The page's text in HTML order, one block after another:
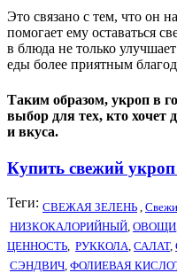
Это связано с тем, что он
помогает ему оставаться
в блюда не только
еды более приятным
Таким образом, укроп в
выбор для тех, кто хочет
и вкуса.
Купить свежий
Теги: СВЕЖАЯ ЗЕЛЕНЬ
НИЗКОКАЛОРИЙНЫЙ ОВОЩИ
ЦЕННОСТЬ, РУККОЛА, САЛАТ,
СЭНДВИЧ, ФОЛИЕВАЯ